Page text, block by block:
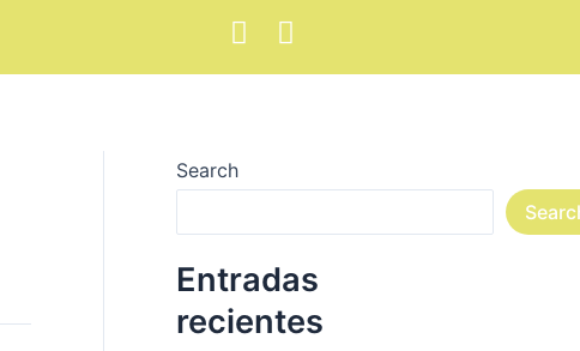
F
o
k
I
g
a
m
Search
Entradas
recientes